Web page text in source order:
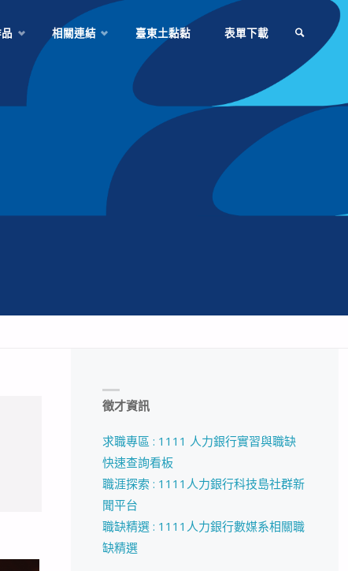
相關連結 臺東土黏黏 表單下載
徵才資訊
求職專區 : 1111 人力銀行實習與職缺
快速查詢看板
職涯探索 : 1111人力銀行科技島社群新
聞平台
職缺精選 : 1111人力銀行數媒系相關職
缺精選